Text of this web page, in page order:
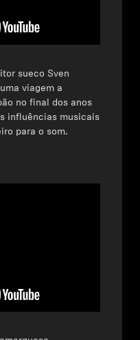
sueco Sven
viagem a
no final dos anos
influências musicais
para o som.